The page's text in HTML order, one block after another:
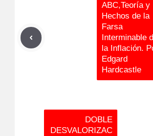
ABC,Teoría y
Hechos de la
Farsa
Interminable
la Inflación.
Edgard
Hardcastle
DOBLE
DESVALORIZAC